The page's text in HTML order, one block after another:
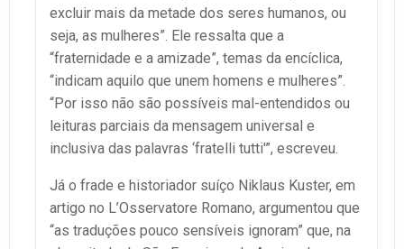
excluir mais da metade dos seres humanos, ou
seja, as mulheres”. Ele ressalta que a
“fraternidade e a amizade”, temas da encíclica,
“indicam aquilo que unem homens e mulheres”.
“Por isso não são possíveis mal-entendidos ou
leituras parciais da mensagem universal e
inclusiva das palavras ‘fratelli tutti'”, escreveu.
Já o frade e historiador suíço Niklaus Kuster, em
artigo no L’Osservatore Romano, argumentou que
“as traduções pouco sensíveis ignoram” que, na